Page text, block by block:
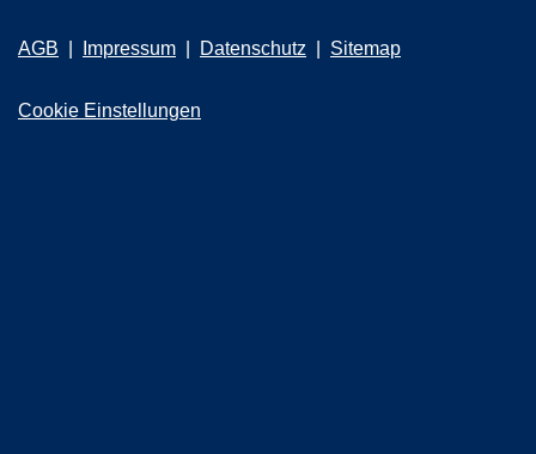
AGB Impressum Datenschutz Sitemap
Cookie Einstellungen